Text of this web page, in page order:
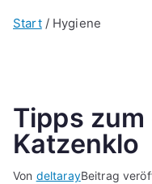
Start Hygiene
Tipps
Katzenklo
Von deltarayBeitrag